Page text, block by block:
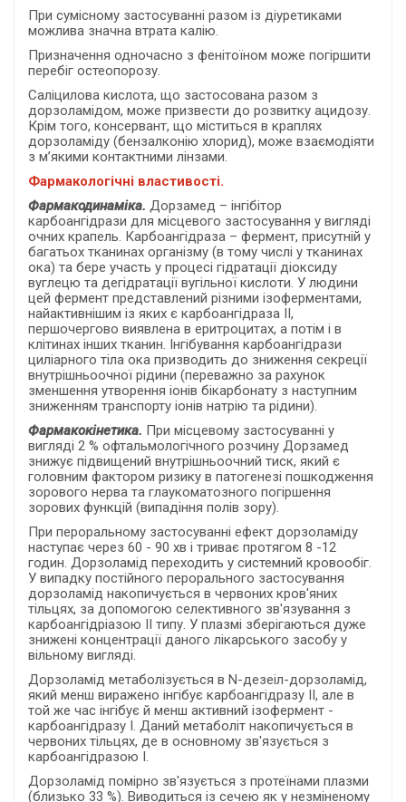
При сумісному застосуванні разом із діуретиками
можлива значна втрата калію.
Призначення одночасно з фенітоїном може погіршити
перебіг остеопорозу.
Саліцилова кислота, що застосована разом з
дорзоламідом, може призвести до розвитку ацидозу.
Крім того, консервант, що міститься в краплях
дорзоламіду (бензалконію хлорид), може взаємодіяти
з м’якими контактними лінзами.
Фармакологічні властивості.
Фармакодинаміка. Дорзамед – інгібітор
карбоангідрази для місцевого застосування у вигляді
очних крапель. Карбоангідраза – фермент, присутній у
багатьох тканинах організму (в тому числі у тканинах
ока) та бере участь у процесі гідратації діоксиду
вуглецю та дегідратації вугільної кислоти. У людини
цей фермент представлений різними ізоферментами,
найактивнішим із яких є карбоангідраза II,
першочергово виявлена в еритроцитах, а потім і в
клітинах інших тканин. Інгібування карбоангідрази
циліарного тіла ока призводить до зниження секреції
внутрішньоочної рідини (переважно за рахунок
зменшення утворення іонів бікарбонату з наступним
зниженням транспорту іонів натрію та рідини).
Фармакокінетика. При місцевому застосуванні у
вигляді 2 % офтальмологічного розчину Дорзамед
знижує підвищений внутрішньоочний тиск, який є
головним фактором ризику в патогенезі пошкодження
зорового нерва та глаукоматозного погіршення
зорових функцій (випадіння полів зору).
При пероральному застосуванні ефект дорзоламіду
наступає через 60 - 90 хв і триває протягом 8 -12
годин. Дорзоламід переходить у системний кровообіг.
У випадку постійного перорального застосування
дорзоламід накопичується в червоних кров'яних
тільцях, за допомогою селективного зв'язування з
карбоангідріазою II типу. У плазмі зберігаються дуже
знижені концентрації даного лікарського засобу у
вільному вигляді.
Дорзоламід метаболізується в N-дезеіл-дорзоламід,
який менш виражено інгібує карбоангідразу II, але в
той же час інгібує й менш активний ізофермент -
карбоангідразу I. Даний метаболіт накопичується в
червоних тільцях, де в основному зв'язується з
карбоангідразою I.
Дорзоламід помірно зв'язується з протеїнами плазми
(близько 33 %). Виводиться із сечею як у незміненому